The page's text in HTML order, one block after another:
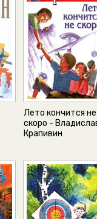
Лето кончится не
скоро -
Крапивин